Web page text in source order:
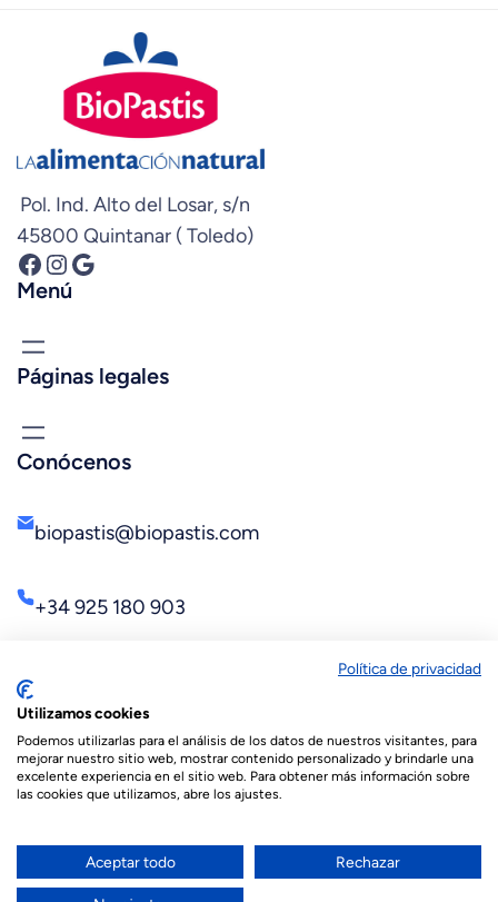
Pol. Ind. Alto del Losar, s/n
45800 Quintanar ( Toledo)
Facebook InstagramGoogle
Menú
Páginas legales
Conócenos
biopastis@biopastis.com
+34 925 180 903
© 2026 Biopastis.com
Español Inglés)
Français(Francés
Política de privacidad
Utilizamos cookies
Podemos utilizarlas para el análisis de los datos de nuestros visitantes, para
mejorar nuestro sitio web, mostrar contenido personalizado y brindarle una
excelente experiencia en el sitio web. Para obtener más información sobre
las cookies que utilizamos, abre los ajustes.
Aceptar todo Rechazar